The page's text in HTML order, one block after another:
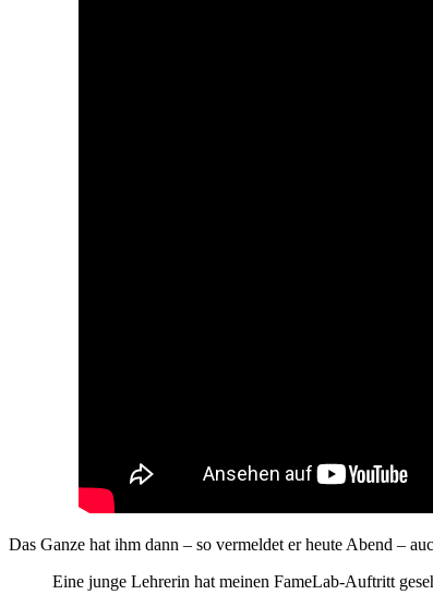
Das Ganze hat ihm dann – so vermeldet er heute Abend –
Eine junge Lehrerin hat meinen FameLab-Auftritt